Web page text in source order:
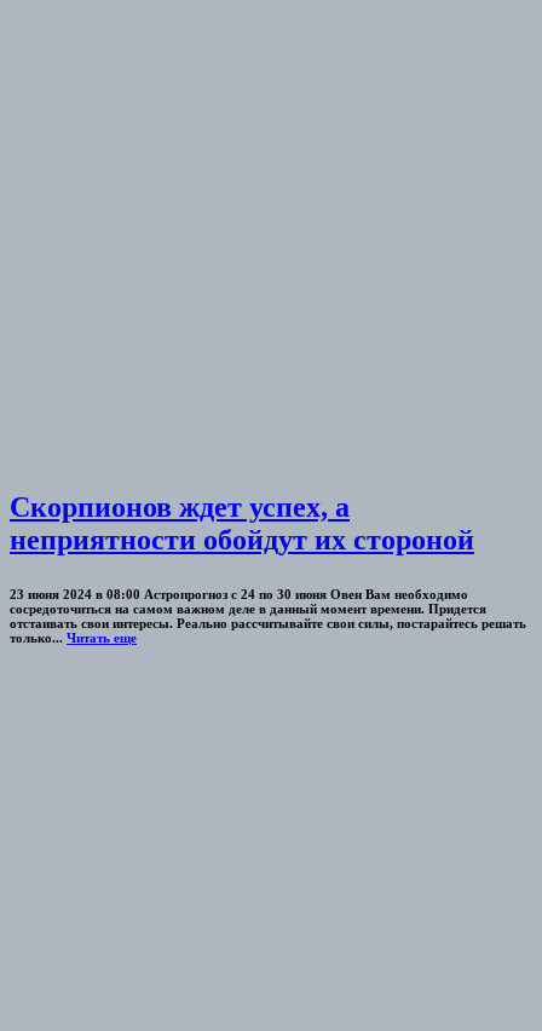
Скорпионов ждет успех, а
неприятности обойдут их стороной
23 июня 2024 в 08:00 Астропрогноз с 24 по 30 июня Овен Вам необходимо
сосредоточиться на самом важном деле в данный момент времени. Придется
отстаивать свои интересы. Реально рассчитывайте свои силы, постарайтесь решать
только... Читать еще